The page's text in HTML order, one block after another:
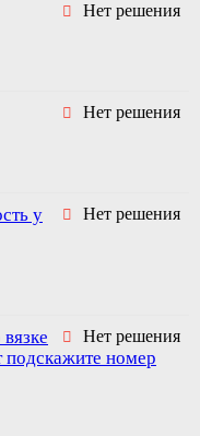
Нет решения
Нет решения
Нет решения
у
Нет решения
подскажите номер